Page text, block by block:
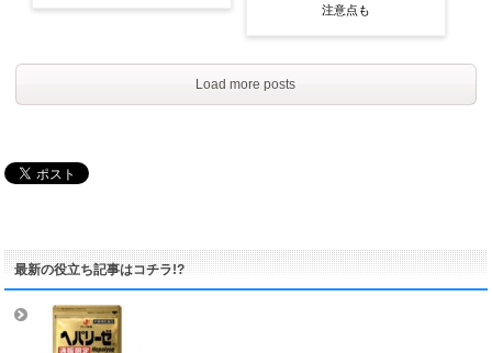
注意点も
Load more posts
最新の役立ち記事はコチラ!?